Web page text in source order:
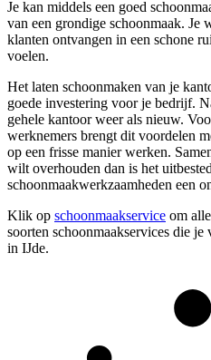
Je kan middels een goed
van een grondige schoonmaak. Je
klanten ontvangen in een schone
voelen.
Het laten schoonmaken van je
goede investering voor je bedrijf.
gehele kantoor weer als nieuw.
werknemers brengt dit voordelen
op een frisse manier werken.
wilt overhouden dan is het
schoonmaakwerkzaamheden een
Klik op schoonmaakservice om
soorten schoonmaakservices die
in IJde.